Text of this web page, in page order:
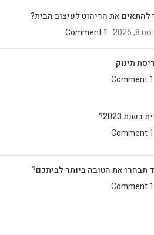
להתאים את הריהוט לעיצוב הבית?
2026
1 Comment
תינוק
1 Comment
2023?
1 Comment
תבחרו את הטובה ביותר לביתכם?
1 Comment